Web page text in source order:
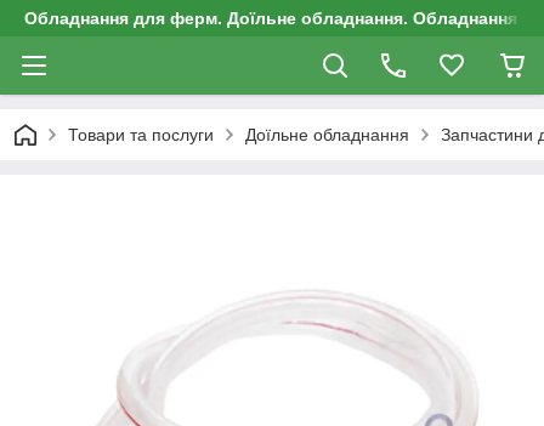
Обладнання для ферм. Доїльне обладнання. Обладнання
Товари та послуги Доїльне обладнання Запчастини